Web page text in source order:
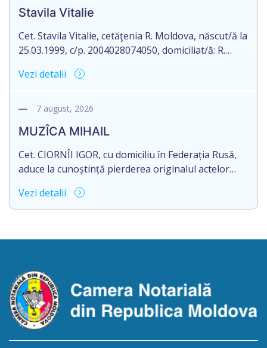
Stavila Vitalie
Cet. Stavila Vitalie, cetăţenia R. Moldova, născut/ă la
25.03.1999, c/p. 2004028074050, domiciliat/ă: R.
cunoștință pierderea originalului actului notarial:
auentificat la 15.05.2026 de către notarul, Cornos
Elena, cu sediul or. Rezina, str. 27 August nr. 44, ap.
38.
Vezi detalii
7 august, 2026
MUZÎCA MIHAIL
Cet. CIORNÎI IGOR, cu domiciliu în Federația Rusă,
aduce la cunoștință pierderea originalul actelor
transmitere-primire a locuinței în proprietate
privată nr. 1791 din 11.11.1993, autentificat de BNS
Vezi detalii